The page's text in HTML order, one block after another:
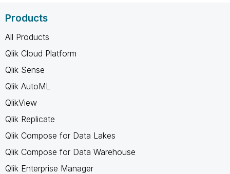
Products
All Products
Qlik Cloud Platform
Qlik Sense
Qlik AutoML
QlikView
Qlik Replicate
Qlik Compose for Data Lakes
Qlik Compose for Data Warehouse
Qlik Enterprise Manager